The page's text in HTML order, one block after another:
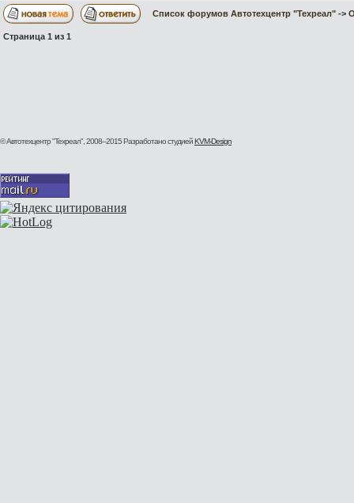
Список форумов Автотехцентр "Техреал" ->
Страница 1 из 1
© Автотехцентр "Техреал", 2008–2015Разработано студиейKVM-Design